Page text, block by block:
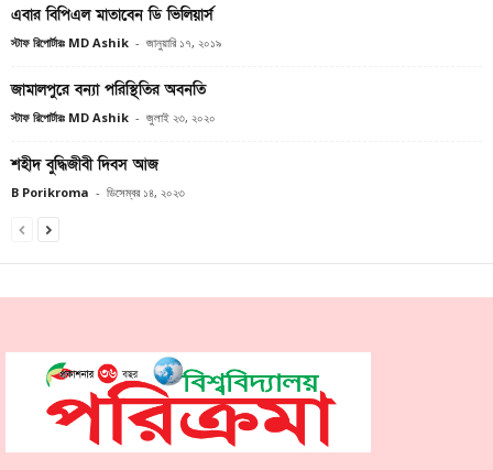
এবার বিপিএল মাতাবেন ডি ভিলিয়ার্স
স্টাফ রিপোর্টারঃ MD Ashik - জানুয়ারি ১৭, ২০১৯
জামালপুরে বন্যা পরিস্থিতির অবনতি
স্টাফ রিপোর্টারঃ MD Ashik - জুলাই ২৩, ২০২০
শহীদ বুদ্ধিজীবী দিবস আজ
B Porikroma - ডিসেম্বর ১৪, ২০২৩